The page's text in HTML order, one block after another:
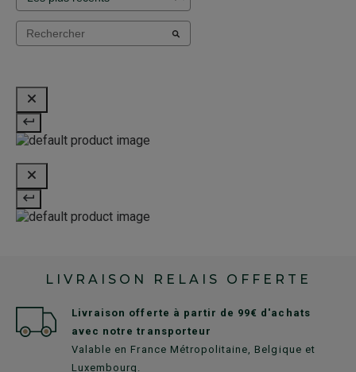
LIVRAISON RELAIS OFFERTE
Livraison offerte à partir de 99€ d'achats
avec notre transporteur
Valable en France Métropolitaine, Belgique et
Luxembourg.